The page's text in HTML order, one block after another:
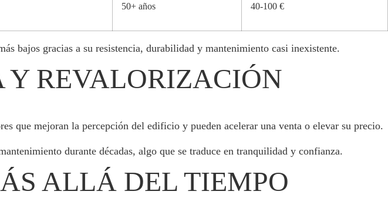
50+ años 40-100 €
bajos gracias a su resistencia, durabilidad y mantenimiento casi inexistente.
Y REVALORIZACIÓN
que mejoran la percepción del edificio y pueden acelerar una venta o elevar su precio.
durante décadas, algo que se traduce en tranquilidad y confianza.
ALLÁ DEL TIEMPO